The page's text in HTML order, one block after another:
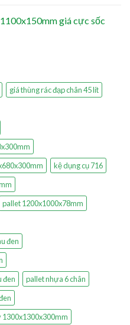
giá cực sốc
giá thùng rác đạp chân 45 lít
kệ dụng cụ 716
pallet 1200x1000x78mm
đen
đen
pallet nhựa 6 chân
1300x1300x300mm